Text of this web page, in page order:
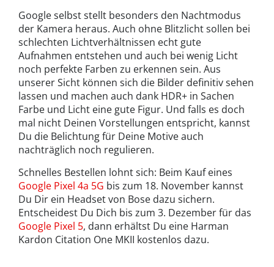
Google selbst stellt besonders den Nachtmodus
der Kamera heraus. Auch ohne Blitzlicht sollen bei
schlechten Lichtverhältnissen echt gute
Aufnahmen entstehen und auch bei wenig Licht
noch perfekte Farben zu erkennen sein. Aus
unserer Sicht können sich die Bilder definitiv sehen
lassen und machen auch dank HDR+ in Sachen
Farbe und Licht eine gute Figur. Und falls es doch
mal nicht Deinen Vorstellungen entspricht, kannst
Du die Belichtung für Deine Motive auch
nachträglich noch regulieren.
Schnelles Bestellen lohnt sich: Beim Kauf eines
Google Pixel 4a 5G bis zum 18. November kannst
Du Dir ein Headset von Bose dazu sichern.
Entscheidest Du Dich bis zum 3. Dezember für das
Google Pixel 5, dann erhältst Du eine Harman
Kardon Citation One MKII kostenlos dazu.